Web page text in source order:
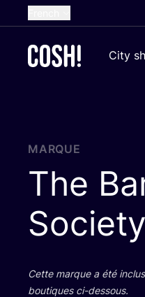
Dutch
Croatian
City
MARQUE
The
Society
Cette marque a été
bou­tiques ci-dessous.